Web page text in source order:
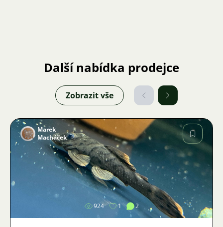
Další nabídka prodejce
Zobrazit vše
Obrázek
Marek
Macháček
924 1 2